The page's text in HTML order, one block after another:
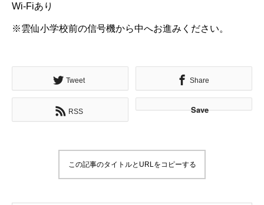
Wi-Fiあり
※雲仙小学校前の信号機から中へお進みください。
Tweet Share
RSS Save
この記事のタイトルとURLをコピーする